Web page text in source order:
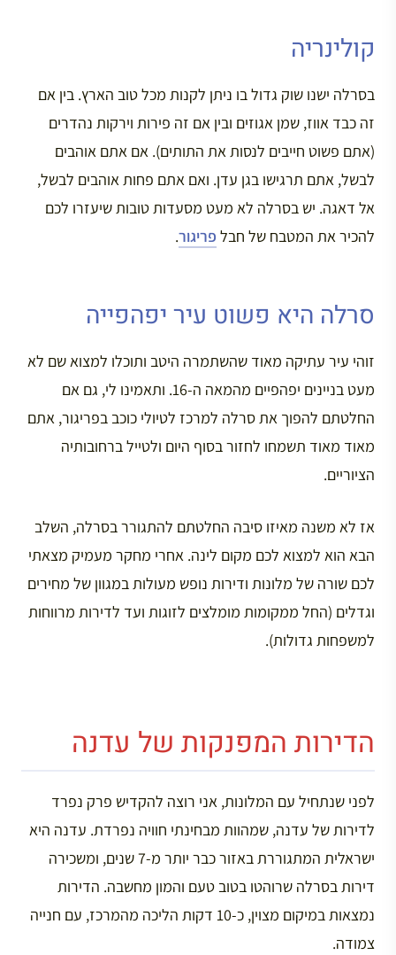
קולינריה
בסרלה ישנו שוק גדול בו ניתן לקנות מכל טוב הארץ. בין אם
זה כבד אווז, שמן אגוזים ובין אם זה פירות וירקות נהדרים
(אתם פשוט חייבים לנסות את התותים). אם אתם אוהבים
לבשל, אתם תרגישו בגן עדן. ואם אתם פחות אוהבים לבשל,
אל דאגה. יש בסרלה לא מעט מסעדות טובות שיעזרו לכם
להכיר את המטבח של חבל פריגור.
סרלה היא פשוט עיר יפהפייה
זוהי עיר עתיקה מאוד שהשתמרה היטב ותוכלו למצוא שם לא
מעט בניינים יפהפיים מהמאה ה-16. ותאמינו לי, גם אם
החלטתם להפוך את סרלה למרכז לטיולי כוכב בפריגור, אתם
מאוד מאוד תשמחו לחזור בסוף היום ולטייל ברחובותיה
הציוריים.
אז לא משנה מאיזו סיבה החלטתם להתגורר בסרלה, השלב
הבא הוא למצוא לכם מקום לינה. אחרי מחקר מעמיק מצאתי
לכם שורה של מלונות ודירות נופש מעולות במגוון של מחירים
וגדלים (החל ממקומות מומלצים לזוגות ועד לדירות מרווחות
למשפחות גדולות).
הדירות המפנקות של עדנה
לפני שנתחיל עם המלונות, אני רוצה להקדיש פרק נפרד
לדירות של עדנה, שמהוות מבחינתי חוויה נפרדת. עדנה היא
ישראלית המתגוררת באזור כבר יותר מ-7 שנים, ומשכירה
דירות בסרלה שרוהטו בטוב טעם והמון מחשבה. הדירות
נמצאות במיקום מצוין, כ-10 דקות הליכה מהמרכז, עם חנייה
צמודה.